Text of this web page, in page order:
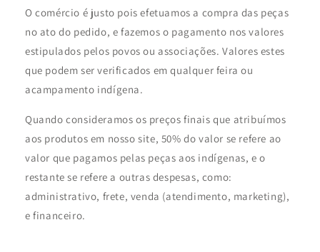
O comércio é justo pois efetuamos a compra das peças
no ato do pedido, e fazemos o pagamento nos valores
estipulados pelos povos ou associações. Valores estes
que podem ser verificados em qualquer feira ou
acampamento indígena.
Quando consideramos os preços finais que atribuímos
aos produtos em nosso site, 50% do valor se refere ao
valor que pagamos pelas peças aos indígenas, e o
restante se refere a outras despesas, como:
administrativo, frete, venda (atendimento, marketing),
e financeiro.